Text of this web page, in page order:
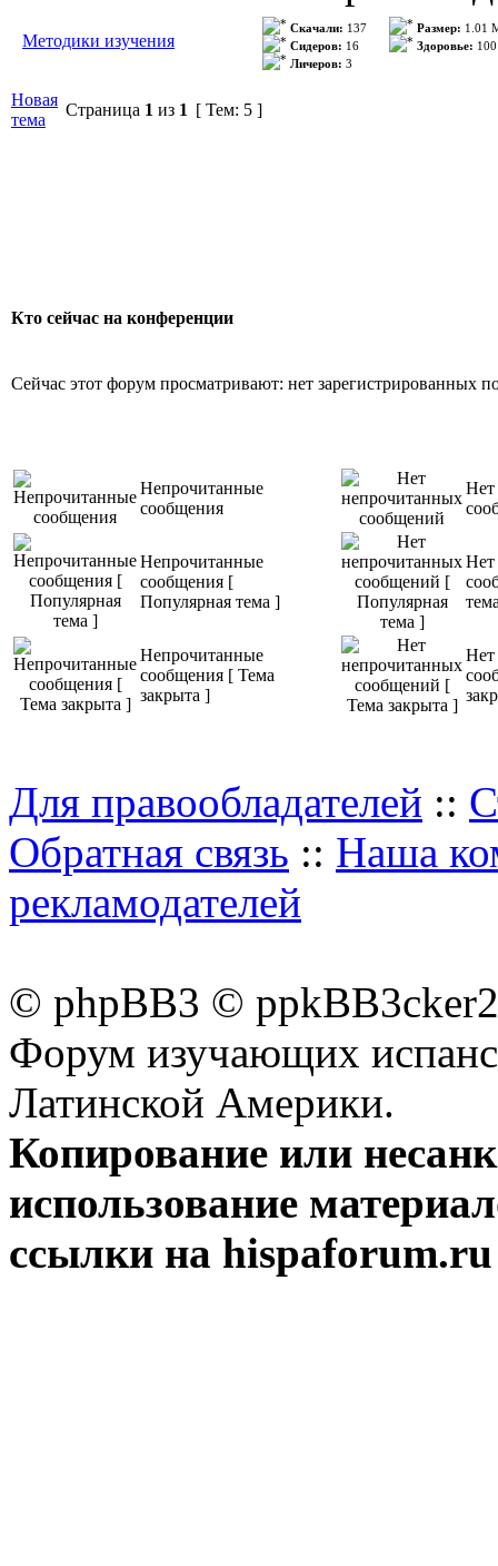
основе
Формат:
Качество:
Обучение
учащегося
Методики изучения
Скачали: 137
Сидеров: 16
Личеров: 3
Размер: 1.01
Здоровье: 100
Новая
тема
Страница 1 из 1 [ Тем: 5 ]
Кто сейчас на конференции
Сейчас этот форум просматривают: нет зарегистрированных
Непрочитанные
сообщения
Нет
Непрочитанные
сообщения [
Популярная тема ]
Нет
Непрочитанные
сообщения [ Тема
закрыта ]
Нет
Для правообладателей ::
Обратная связь :: Наша
рекламодателей
© phpBB3 ©
Форум изучающих
Латинской Америки.
Копирование или
использование
ссылки на hispaforum.ru